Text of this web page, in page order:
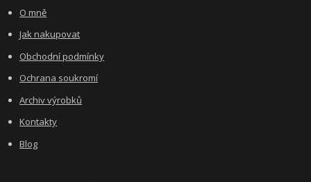
O mně
Jak nakupovat
Obchodní podmínky
Ochrana soukromí
Archiv výrobků
Kontakty
Blog